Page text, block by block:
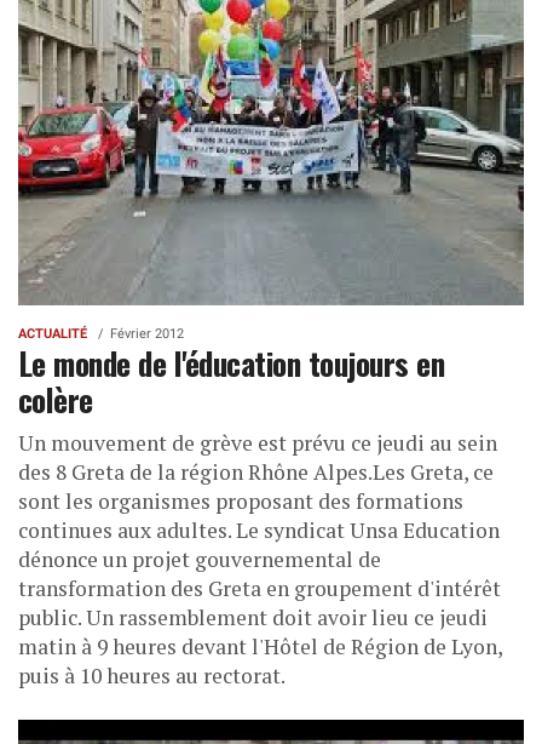
ACTUALITÉ Février 2012
Le monde de l'éducation toujours en
colère
Un mouvement de grève est prévu ce jeudi au sein
des 8 Greta de la région Rhône Alpes.Les Greta, ce
sont les organismes proposant des formations
continues aux adultes. Le syndicat Unsa Education
dénonce un projet gouvernemental de
transformation des Greta en groupement d'intérêt
public. Un rassemblement doit avoir lieu ce jeudi
matin à 9 heures devant l'Hôtel de Région de Lyon,
puis à 10 heures au rectorat.